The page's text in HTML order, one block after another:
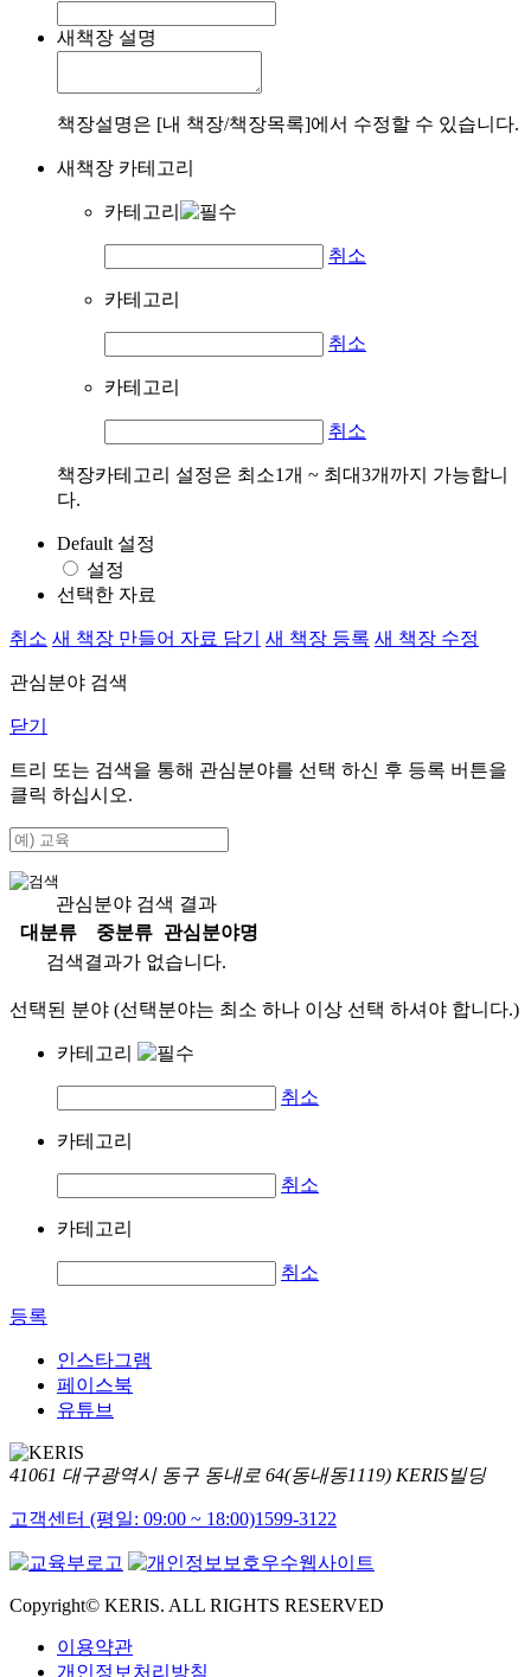
새책장 설명
책장설명은 [내 책장/책장목록]에서 수정할 수 있습니다.
새책장 카테고리
카테고리
취소
카테고리
취소
카테고리
취소
책장카테고리 설정은 최소1개 ~ 최대3개까지 가능합니
다.
Default 설정
설정
선택한 자료
취소 새 책장 만들어 자료 담기 새 책장 등록 새 책장 수정
관심분야 검색
닫기
트리 또는 검색을 통해 관심분야를 선택 하신 후 등록 버튼을
클릭 하십시오.
관심분야 검색 결과
대분류
중분류
관심분야명
검색결과가 없습니다.
선택된 분야 (선택분야는 최소 하나 이상 선택 하셔야 합니다.)
카테고리
취소
카테고리
취소
카테고리
취소
등록
인스타그램
페이스북
유튜브
41061 대구광역시 동구 동내로 64(동내동1119) KERIS빌딩
고객센터 (평일: 09:00 ~ 18:00)1599-3122
Copyright© KERIS. ALL RIGHTS RESERVED
이용약관
개인정보처리방침